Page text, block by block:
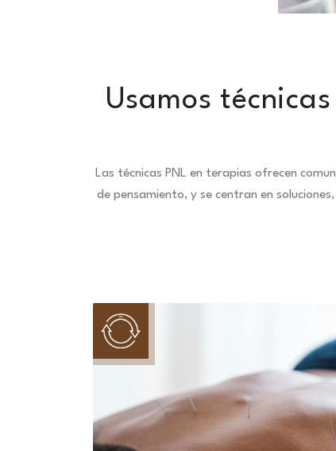
Usamos
Las técnicas PNL en terapias ofrecen
de pensamiento, y se centran en